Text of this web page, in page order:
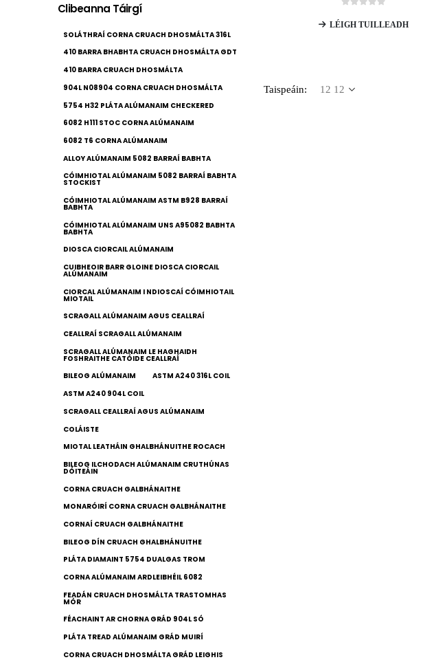
LÉIGH TUILLEADH
Taispeáin:
Clibeanna Táirgí
SOLÁTHRAÍ CORNA CRUACH DHOSMÁLTA 316L
410 BARRA BHABHTA CRUACH DHOSMÁLTA GDT
410 BARRA CRUACH DHOSMÁLTA
904L N08904 CORNA CRUACH DHOSMÁLTA
5754 H32 PLÁTA ALÚMANAIM CHECKERED
6082 H111 STOC CORNA ALÚMANAIM
6082 T6 CORNA ALÚMANAIM
ALLOY ALÚMANAIM 5082 BARRAÍ BABHTA
CÓIMHIOTAL ALÚMANAIM 5082 BARRAÍ BABHTA
STOCKIST
CÓIMHIOTAL ALÚMANAIM ASTM B928 BARRAÍ
BABHTA
CÓIMHIOTAL ALÚMANAIM UNS A95082 BABHTA
BABHTA
DIOSCA CIORCAIL ALÚMANAIM
CUIBHEOIR BARR GLOINE DIOSCA CIORCAIL
ALÚMANAIM
CIORCAL ALÚMANAIM I NDIOSCAÍ CÓIMHIOTAIL
MIOTAIL
SCRAGALL ALÚMANAIM AGUS CEALLRAÍ
CEALLRAÍ SCRAGALL ALÚMANAIM
SCRAGALL ALÚMANAIM LE HAGHAIDH
FOSHRAITHE CATÓIDE CEALLRAÍ
BILEOG ALÚMANAIM
ASTM A240 316L COIL
ASTM A240 904L COIL
SCRAGALL CEALLRAÍ AGUS ALÚMANAIM
COLÁISTE
MIOTAL LEATHÁIN GHALBHÁNUITHE ROCACH
BILEOG ILCHODACH ALÚMANAIM CRUTHÚNAS
DÓITEÁIN
CORNA CRUACH GALBHÁNAITHE
MONARÓIRÍ CORNA CRUACH GALBHÁNAITHE
CORNAÍ CRUACH GALBHÁNAITHE
BILEOG DÍN CRUACH GHALBHÁNUITHE
PLÁTA DIAMAINT 5754 DUALGAS TROM
CORNA ALÚMANAIM ARDLEIBHÉIL 6082
FEADÁN CRUACH DHOSMÁLTA TRASTOMHAS
MÓR
FÉACHAINT AR CHORNA GRÁD 904L SÓ
PLÁTA TREAD ALÚMANAIM GRÁD MUIRÍ
CORNA CRUACH DHOSMÁLTA GRÁD LEIGHIS